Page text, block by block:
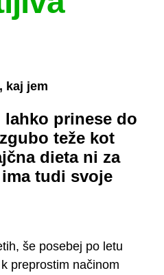
kaj jem
prinese do
teže kot
dieta ni za
tudi svoje
še posebej po letu
preprostim načinom